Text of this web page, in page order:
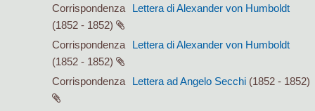
Corrispondenza
Lettera di Alexander von Humboldt
(1852 - 1852)
Corrispondenza
Lettera di Alexander von Humboldt
(1852 - 1852)
Corrispondenza
Lettera ad Angelo Secchi (1852 - 1852)